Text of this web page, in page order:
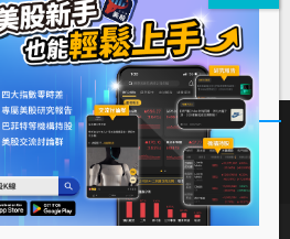
Instagram Twitter
Facebook
Instagram
Twitter
經資訊股份有限公司|MoreNews